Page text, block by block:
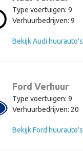
Type voertuigen: 9
Verhuurbedrijven: 9
Bekijk Audi huurauto's
Ford Verhuur
Type voertuigen: 9
Verhuurbedrijven: 20
Bekijk Ford huurauto's